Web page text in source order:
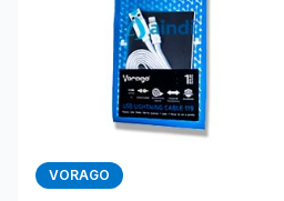
VORAGO